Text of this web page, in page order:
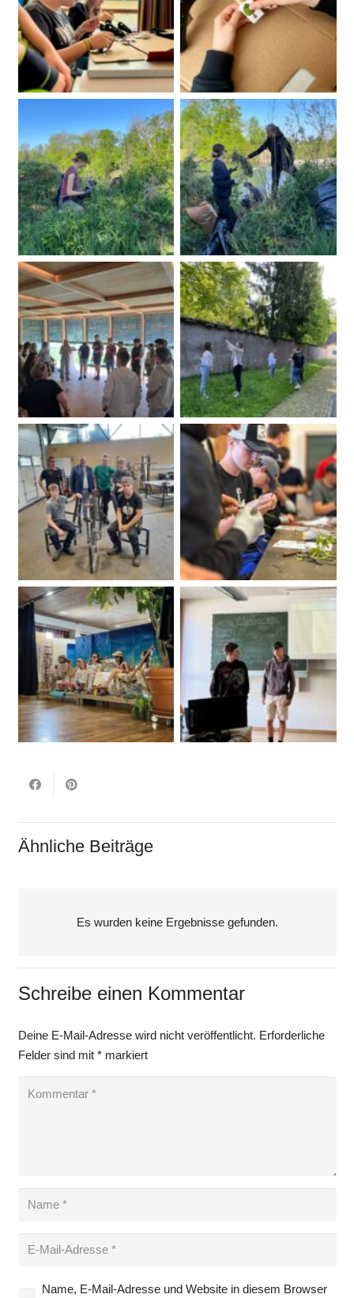
Ähnliche Beiträge
Es wurden keine Ergebnisse gefunden.
Schreibe einen Kommentar
Deine E-Mail-Adresse wird nicht veröffentlicht. Erforderliche
Felder sind mit *markiert
Name, E-Mail-Adresse und Website in diesem Browser